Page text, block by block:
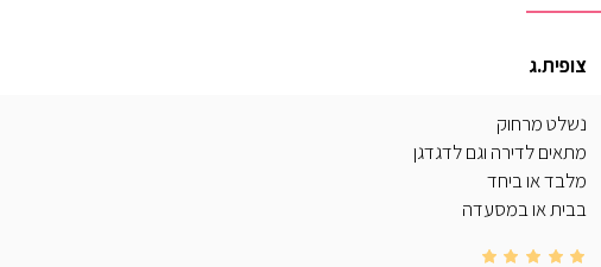
צופית.ג
נשלט מרחוק
מתאים לדירה וגם לדגדגן
מלבד או ביחד
בבית או במסעדה